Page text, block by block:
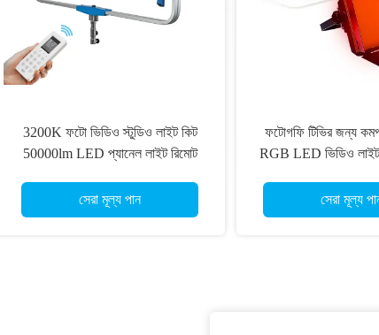
3200K ফটো ভিডিও স্টুডিও লাইট কিট
50000lm LED প্যানেল লাইট রিমোট
সেরা মূল্য পান
ফটোগফি টিভির জন্য
RGB LED ভিডিও
সেরা মূল্য